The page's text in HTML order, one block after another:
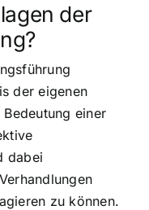
der
der eigenen
einer
dabei
zu können.